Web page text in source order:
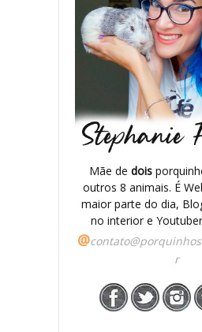
Mãe de dois
outros 8 animais. É
maior parte do dia,
no interior e
@
r